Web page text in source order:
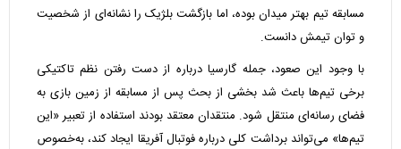
مسابقه تیم بهتر میدان بوده، اما بازگشت بلژیک را نشانه‌ای از شخصیت
و توان تیمش دانست.
با وجود این صعود، جمله گارسیا درباره از دست رفتن نظم تاکتیکی
برخی تیم‌ها باعث شد بخشی از بحث پس از مسابقه از زمین بازی به
فضای رسانه‌ای منتقل شود. منتقدان معتقد بودند استفاده از تعبیر «این
تیم‌ها» می‌تواند برداشت کلی درباره فوتبال آفریقا ایجاد کند، به‌خصوص